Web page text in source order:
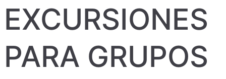
EXCURSIONES
PARA GRUPOS